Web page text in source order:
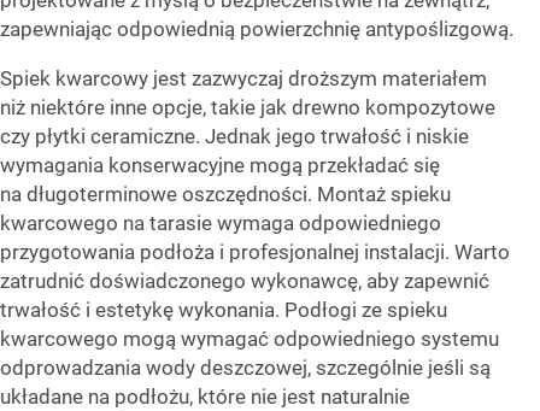
zapewniając odpowiednią powierzchnię antypoślizgową.
Spiek kwarcowy jest zazwyczaj droższym materiałem
niż niektóre inne opcje, takie jak drewno kompozytowe
czy płytki ceramiczne. Jednak jego trwałość i niskie
wymagania konserwacyjne mogą przekładać się
na długoterminowe oszczędności. Montaż spieku
kwarcowego na tarasie wymaga odpowiedniego
przygotowania podłoża i profesjonalnej instalacji. Warto
zatrudnić doświadczonego wykonawcę, aby zapewnić
trwałość i estetykę wykonania. Podłogi ze spieku
kwarcowego mogą wymagać odpowiedniego systemu
odprowadzania wody deszczowej, szczególnie jeśli są
układane na podłożu, które nie jest naturalnie